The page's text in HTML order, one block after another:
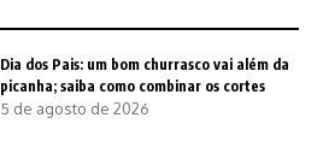
Dia dos Pais: um bom churrasco vai além da
picanha; saiba como combinar os cortes
5 de agosto de 2026